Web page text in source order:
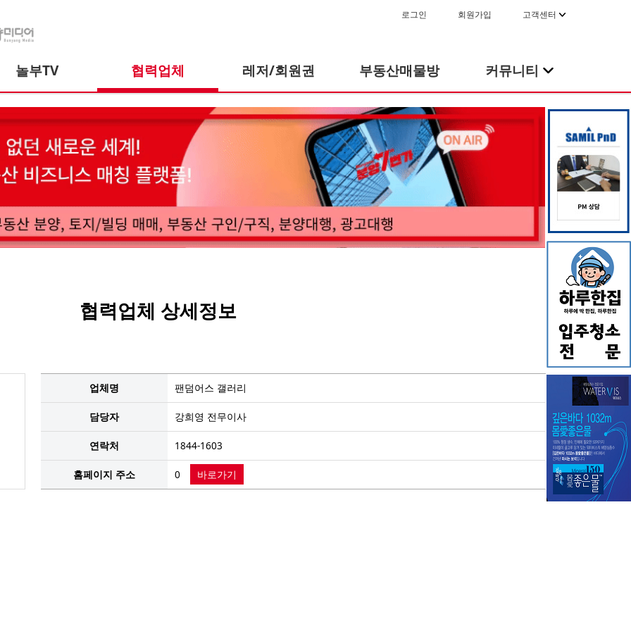
로그인 회원가입 고객센터
놀부TV 협력업체 레저/회원권 부동산매물방 커뮤니티
협력업체 상세정보
업체명 팬덤어스 갤러리
담당자 강희영 전무이사
연락처 1844-1603
홈페이지 주소 0 바로가기